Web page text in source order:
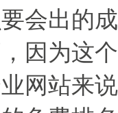
会出的
因为这
网站来